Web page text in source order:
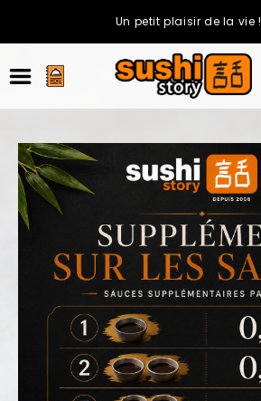
Un petit plaisir de la vie !
ACCUEIL
LA CARTE
VOTRE COMPTE
NOTRE RESTAURANT